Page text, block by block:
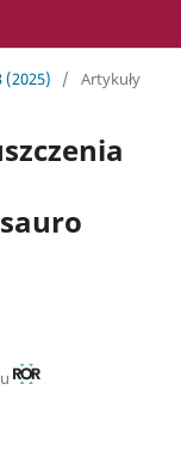
(2025) / Artykuły